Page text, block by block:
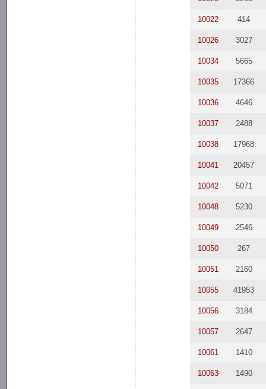
10022 414
10026 3027
10034 5665
10035 17366
10036 4646
10037 2488
10038 17968
10041 20457
10042 5071
10048 5230
10049 2546
10050 267
10051 2160
10055 41953
10056 3184
10057 2647
10061 1410
10063 1490